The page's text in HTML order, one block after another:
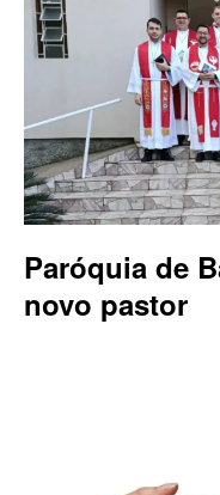
Paróquia de
novo pastor